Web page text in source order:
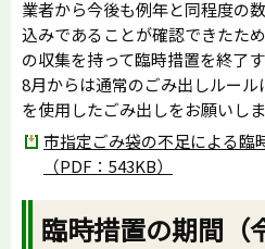
業者から今後も例年と同程度の
込みであることが確認できたた
の収集を持って臨時措置を終了す
8月からは通常のごみ出しルー
を使用したごみ出しをお願いしま
市指定ごみ袋の不足による臨
（PDF：543KB）
臨時措置の期間（